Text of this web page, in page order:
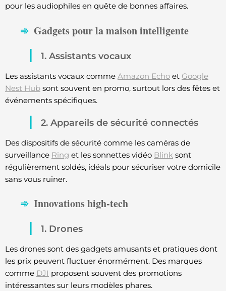
pour les audiophiles en quête de bonnes affaires.
Gadgets pour la maison intelligente
1. Assistants vocaux
Les assistants vocaux comme Amazon Echo et Google
Nest Hub sont souvent en promo, surtout lors des fêtes et
événements spécifiques.
2. Appareils de sécurité connectés
Des dispositifs de sécurité comme les caméras de
surveillance Ring et les sonnettes vidéo Blink sont
régulièrement soldés, idéals pour sécuriser votre domicile
sans vous ruiner.
Innovations high-tech
1. Drones
Les drones sont des gadgets amusants et pratiques dont
les prix peuvent fluctuer énormément. Des marques
comme DJI proposent souvent des promotions
intéressantes sur leurs modèles phares.